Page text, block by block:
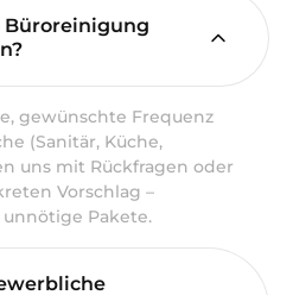
Büroreinigung
gewünschte Frequenz
(Sanitär, Küche,
uns mit Rückfragen oder
Vorschlag –
Pakete.